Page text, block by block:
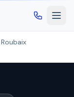
Roubaix